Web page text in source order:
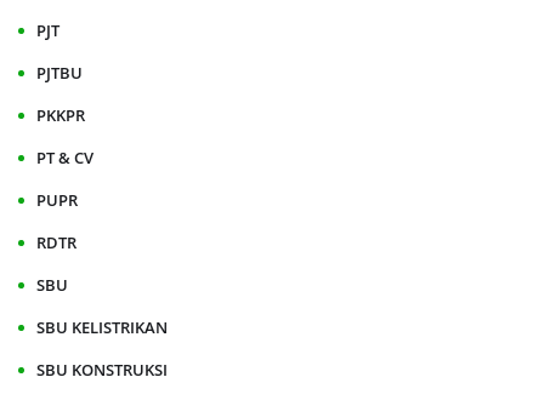
PJT
PJTBU
PKKPR
PT & CV
PUPR
RDTR
SBU
SBU KELISTRIKAN
SBU KONSTRUKSI